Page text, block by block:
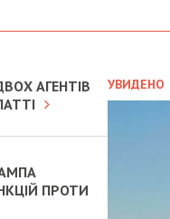
УВИДЕНО
АГЕНТІВ
ПРОТИ